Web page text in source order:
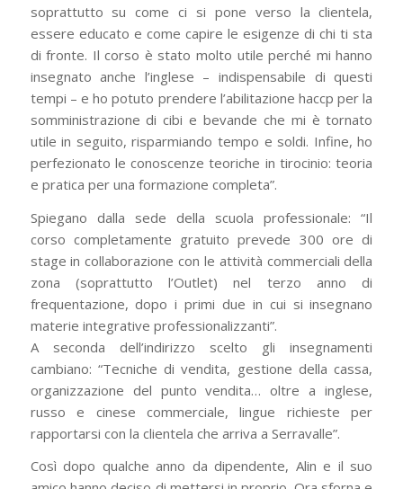
soprattutto su come ci si pone verso la clientela,
essere educato e come capire le esigenze di chi ti sta
di fronte. Il corso è stato molto utile perché mi hanno
insegnato anche l’inglese – indispensabile di questi
tempi – e ho potuto prendere l’abilitazione haccp per la
somministrazione di cibi e bevande che mi è tornato
utile in seguito, risparmiando tempo e soldi. Infine, ho
perfezionato le conoscenze teoriche in tirocinio: teoria
e pratica per una formazione completa”.
Spiegano dalla sede della scuola professionale: “Il
corso completamente gratuito prevede 300 ore di
stage in collaborazione con le attività commerciali della
zona (soprattutto l’Outlet) nel terzo anno di
frequentazione, dopo i primi due in cui si insegnano
materie integrative professionalizzanti”.
A seconda dell’indirizzo scelto gli insegnamenti
cambiano: “Tecniche di vendita, gestione della cassa,
organizzazione del punto vendita… oltre a inglese,
russo e cinese commerciale, lingue richieste per
rapportarsi con la clientela che arriva a Serravalle”.
Così dopo qualche anno da dipendente, Alin e il suo